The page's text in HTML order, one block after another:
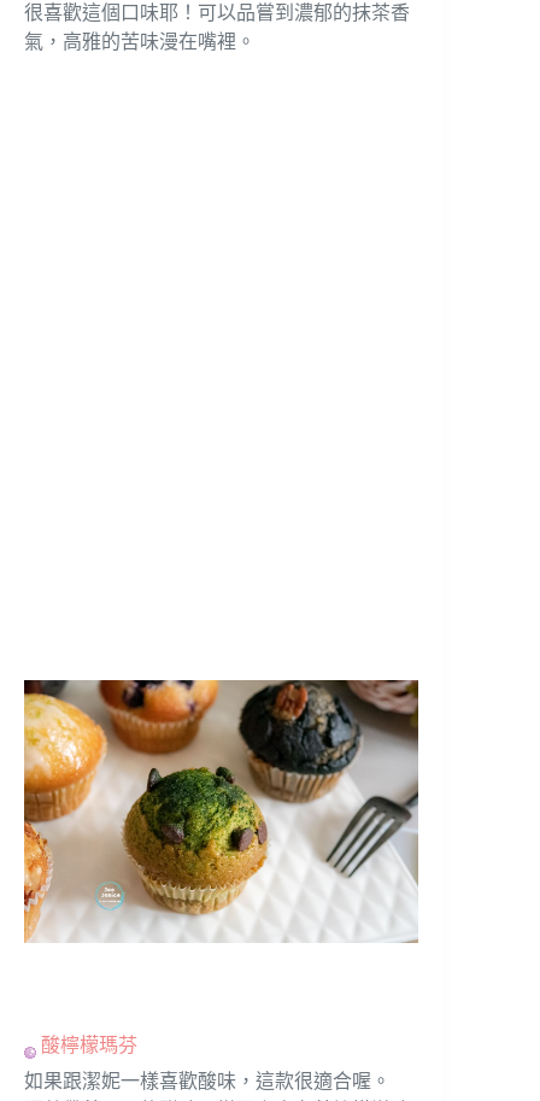
很喜歡這個口味耶！可以品嘗到濃郁的抹茶香
氣，高雅的苦味漫在嘴裡。
酸檸檬瑪芬
如果跟潔妮一樣喜歡酸味，這款很適合喔。